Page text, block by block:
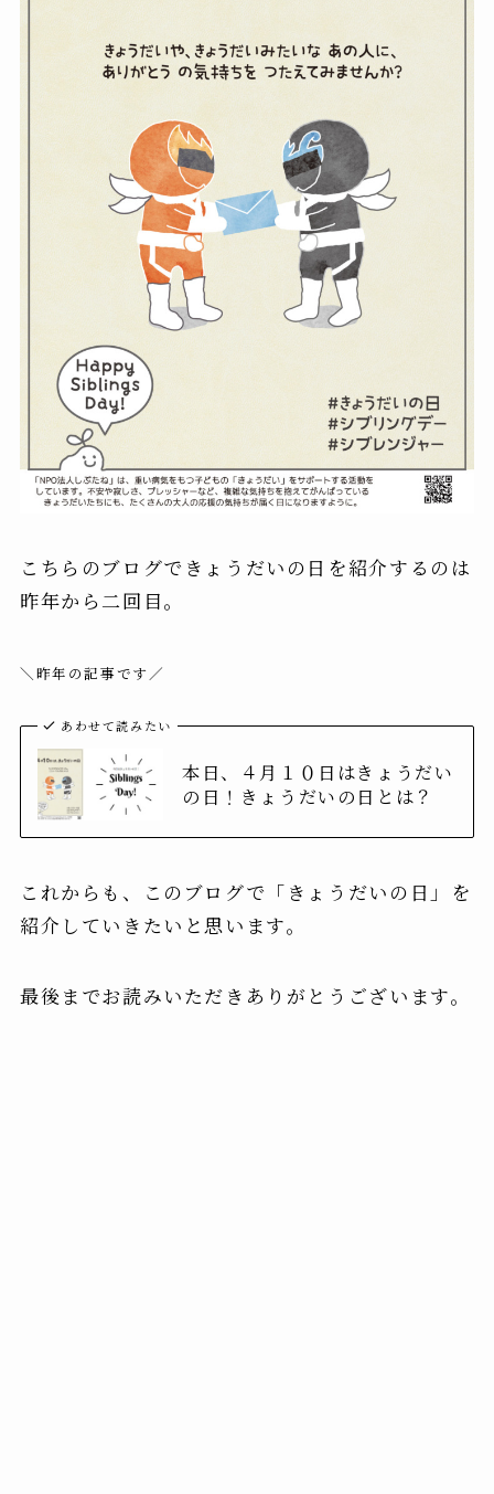
こちらのブログできょうだいの日を紹介するのは
昨年から二回目。
＼昨年の記事です／
あわせて読みたい
本日、４月１０日はきょうだい
の日！きょうだいの日とは？
これからも、このブログで「きょうだいの日」を
紹介していきたいと思います。
最後までお読みいただきありがとうございます。